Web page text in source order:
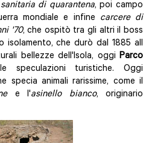
di quarantena, poi campo
mondiale e infine carcere di
'70, che ospitò tra gli altri il boss
isolamento, che durò dal 1885 all
bellezze dell'Isola, oggi Parco
speculazioni turistiche. Oggi
specia animali rarissime, come il
e l'asinello bianco, originario